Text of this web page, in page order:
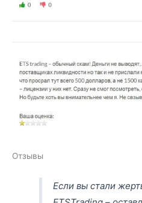
Отзывы
Если вы стали